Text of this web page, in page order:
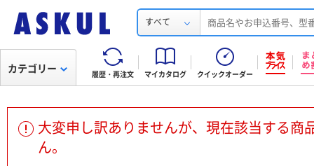
すべて
履歴・再注文 マイカタログ クイックオーダー
カテゴリー
大変申し訳ありませんが、現在該当する商
ん。